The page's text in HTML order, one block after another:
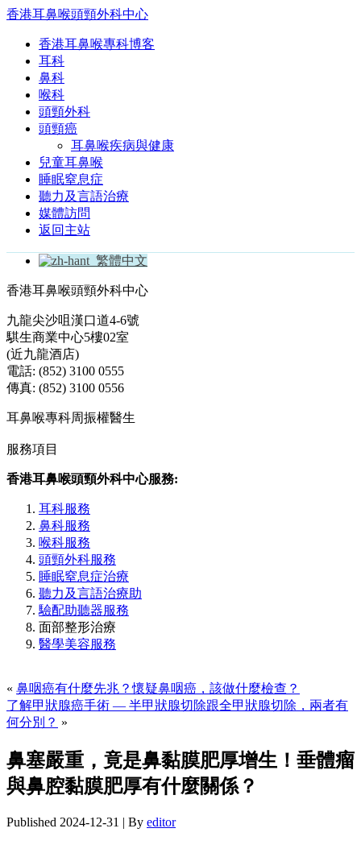
香港耳鼻喉頭頸外科中心
香港耳鼻喉專科博客
耳科
鼻科
喉科
頭頸外科
頭頸癌
耳鼻喉疾病與健康
兒童耳鼻喉
睡眠窒息症
聽力及言語治療
媒體訪問
返回主站
繁體中文
香港耳鼻喉頭頸外科中心
九龍尖沙咀漢口道4-6號
騏生商業中心5樓02室
(近九龍酒店)
電話: (852) 3100 0555
傳真: (852) 3100 0556
耳鼻喉專科周振權醫生
服務項目
香港耳鼻喉頭頸外科中心服務:
耳科服務
鼻科服務
喉科服務
頭頸外科服務
睡眠窒息症治療
聽力及言語治療助
驗配助聽器服務
面部整形治療
醫學美容服務
« 鼻咽癌有什麼先兆？懷疑鼻咽癌，該做什麼檢查？
了解甲狀腺癌手術 — 半甲狀腺切除跟全甲狀腺切除，兩者有
何分別？ »
鼻塞嚴重，竟是鼻黏膜肥厚增生！垂體瘤
與鼻腔黏膜肥厚有什麼關係？
Published 2024-12-31 | By editor